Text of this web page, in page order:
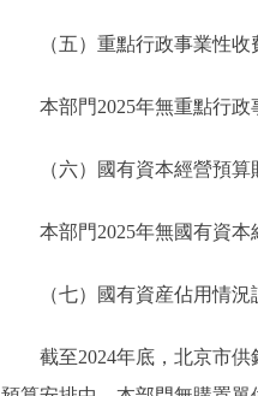
（五）重點行政事業性收
本部門2025年無重點行政
（六）國有資本經營預算
本部門2025年無國有資本
（七）國有資産佔用情況
截至2024年底，北京市供銷